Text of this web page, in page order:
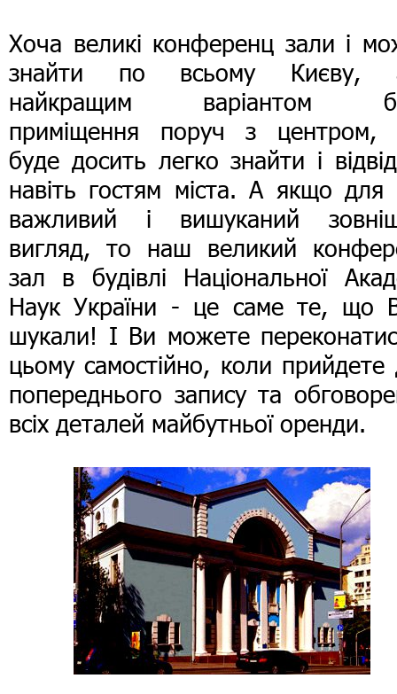
Хоча великі конференц зали і
знайти по всьому Києву,
найкращим варіантом
приміщення поруч з центром,
буде досить легко знайти і
навіть гостям міста. А якщо для
важливий і вишуканий
вигляд, то наш великий
зал в будівлі Національної
Наук України - це саме те, що
шукали! І Ви можете
цьому самостійно, коли прийдете
попереднього запису та
всіх деталей майбутньої оренди.